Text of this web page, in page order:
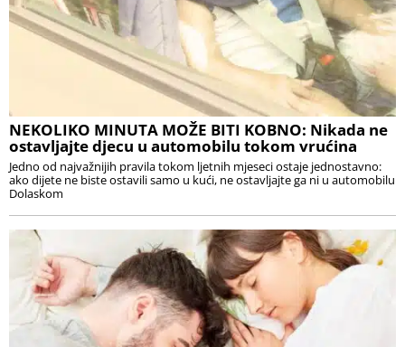
NEKOLIKO MINUTA MOŽE BITI KOBNO: Nikada ne
ostavljajte djecu u automobilu tokom vrućina
Jedno od najvažnijih pravila tokom ljetnih mjeseci ostaje jednostavno:
ako dijete ne biste ostavili samo u kući, ne ostavljajte ga ni u automobilu
Dolaskom